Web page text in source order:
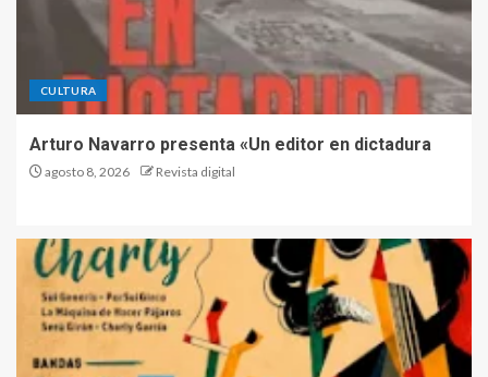
CULTURA
Arturo Navarro presenta «Un editor en dictadura
agosto 8, 2026 Revista digital